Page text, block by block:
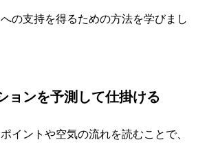
の支持を得るための方法を学びまし
ョンを予測して仕掛ける
イントや空気の流れを読むことで、